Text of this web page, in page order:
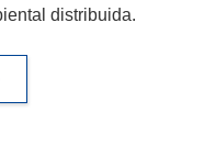
distribuida.